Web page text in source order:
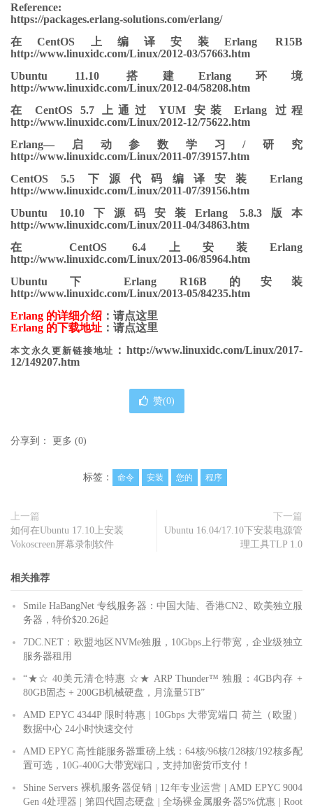
Reference:
https://packages.erlang-solutions.com/erlang/
在CentOS上编译安装Erlang R15B
http://www.linuxidc.com/Linux/2012-03/57663.htm
Ubuntu 11.10 搭建Erlang环境
http://www.linuxidc.com/Linux/2012-04/58208.htm
在 CentOS 5.7 上通过 YUM 安装 Erlang 过程
http://www.linuxidc.com/Linux/2012-12/75622.htm
Erlang—启动参数学习/研究
http://www.linuxidc.com/Linux/2011-07/39157.htm
CentOS 5.5 下源代码编译安装 Erlang
http://www.linuxidc.com/Linux/2011-07/39156.htm
Ubuntu 10.10下源码安装Erlang 5.8.3版本
http://www.linuxidc.com/Linux/2011-04/34863.htm
在 CentOS 6.4上安装Erlang
http://www.linuxidc.com/Linux/2013-06/85964.htm
Ubuntu 下 Erlang R16B 的安装
http://www.linuxidc.com/Linux/2013-05/84235.htm
Erlang 的详细介绍 ：请点这里
Erlang 的下载地址 ：请点这里
本文永久更新链接地址 ：http://www.linuxidc.com/Linux/2017-
12/149207.htm
赞(0)
分享到： 更多 (0)
标签： 命令 安装 您的 程序
上一篇
如何在Ubuntu 17.10上安装
Vokoscreen屏幕录制软件
下一篇
Ubuntu 16.04/17.10下安装电源管
理工具TLP 1.0
相关推荐
Smile HaBangNet 专线服务器：中国大陆、香港CN2、欧美独立服
务器，特价$20.26起
7DC.NET：欧盟地区NVMe独服，10Gbps上行带宽，企业级独立
服务器租用
“★☆ 40美元清仓特惠 ☆★ ARP Thunder™ 独服：4GB内存 +
80GB固态 + 200GB机械硬盘，月流量5TB”
AMD EPYC 4344P 限时特惠 | 10Gbps 大带宽端口 荷兰（欧盟）
数据中心 24小时快速交付
AMD EPYC 高性能服务器重磅上线：64核/96核/128核/192核多配
置可选，10G-400G大带宽端口，支持加密货币支付！
Shine Servers 裸机服务器促销 | 12年专业运营 | AMD EPYC 9004
Gen 4处理器 | 第四代固态硬盘 | 全场裸金属服务器5%优惠 | Root